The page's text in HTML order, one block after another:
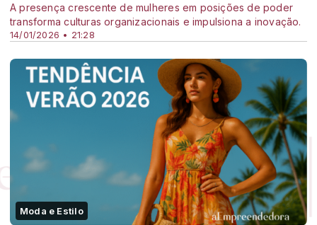
14/01/2026 • 21:28
A presença crescente de mulheres em posições de poder
transforma culturas organizacionais e impulsiona a inovação.
Moda e Estilo